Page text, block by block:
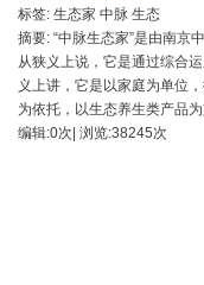
标签: 生态家 中脉 生态
摘要: “中脉生态家”是由南京
从狭义上说，它是通过综合
义上讲，它是以家庭为单位
为依托，以生态养生类产品
编辑:0次| 浏览:38245次